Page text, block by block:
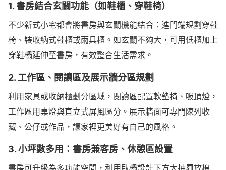
1. 書房結合玄關功能（如鞋櫃、穿鞋椅）
不少新式小宅都會將書房與玄關機能結合：進門端規劃穿鞋
椅、裝收納式鞋櫃或雨具櫃。如玄關不夠大，可用低櫃加上
穿鞋榻延伸至書房，有效整合生活需求。
2. 工作區、閱讀區及展示牆分區規劃
利用家具或收納櫃劃分區域，閱讀區配置軟墊椅、吸頂燈，
工作區用桌燈與直立式屏風區分。展示牆面可專門陳列收
藏、公仔或作品，讓家裡更美好有自己的風格。
3. 小坪數多用：書房兼客房、休憩區設置